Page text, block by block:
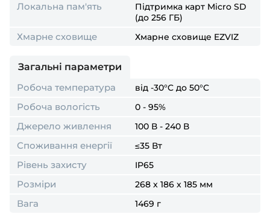
Локальна пам'ять
Підтримка карт Micro SD
(до 256 ГБ)
Хмарне сховище Хмарне сховище EZVIZ
Загальні параметри
Робоча температура
від -30°C до 50°C
Робоча вологість 0 - 95%
Джерело живлення 100 В - 240 В
Споживання енергії ≤35 Вт
Рівень захисту IP65
Розміри 268 x 186 x 185 мм
Вага 1469 г